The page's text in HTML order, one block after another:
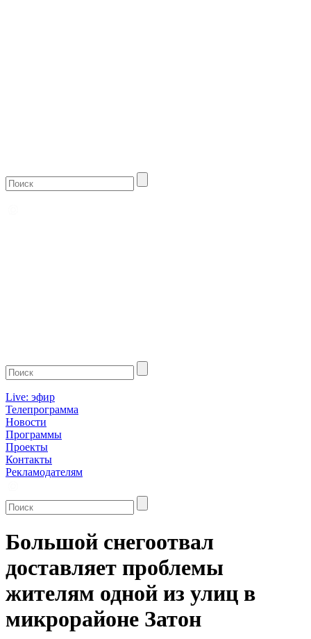
Live: эфир
Телепрограмма
Новости
Программы
Проекты
Контакты
Рекламодателям
Большой снегоотвал
доставляет проблемы
жителям одной из улиц в
микрорайоне Затон